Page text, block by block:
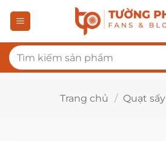
qua
dung
Tìm
kiếm:
Trang chủ / Quạt